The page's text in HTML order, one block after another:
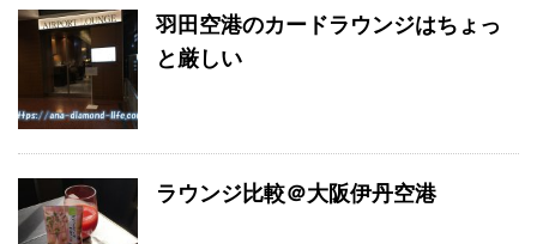
羽田空港のカードラウンジはちょっ
と厳しい
ラウンジ比較＠大阪伊丹空港